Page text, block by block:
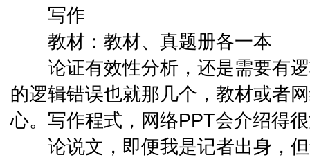
写作
教材：教材、真题册各一本
论证有效性分析，还是需要有逻
的逻辑错误也就那几个，教材或者
心。写作程式，网络PPT会介绍得
论说文，即便我是记者出身，但